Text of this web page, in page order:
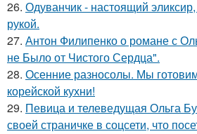
26. Одуванчик - настоящий
рукой.
27. Антон Филипенко о романе с
не Было от Чистого Сердца".
28. Осенние разносолы. Мы
корейской кухни!
29. Певица и телеведущая Ольга
своей страничке в соцсети, что